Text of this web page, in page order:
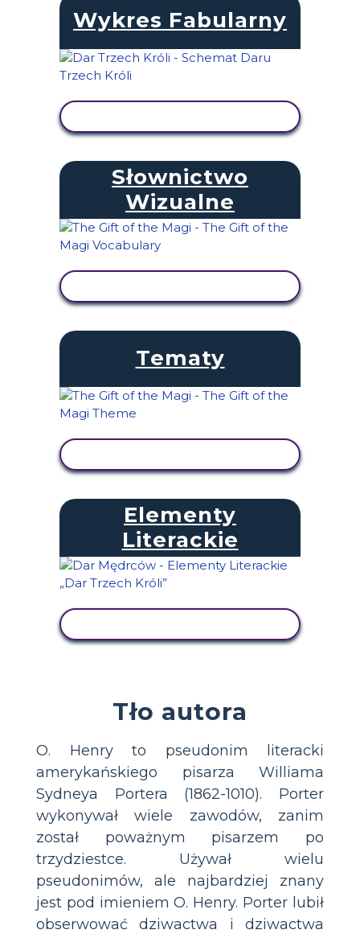
Wykres Fabularny
Słownictwo
Wizualne
Tematy
Elementy
Literackie
Tło autora
O. Henry to pseudonim literacki
amerykańskiego pisarza Williama
Sydneya Portera (1862-1010). Porter
wykonywał wiele zawodów, zanim
został poważnym pisarzem po
trzydziestce. Używał wielu
pseudonimów, ale najbardziej znany
jest pod imieniem O. Henry. Porter lubił
obserwować dziwactwa i dziwactwa